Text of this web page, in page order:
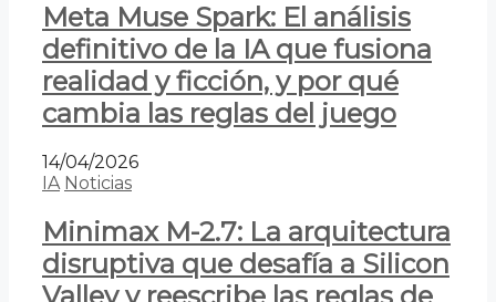
Meta Muse Spark: El análisis
definitivo de la IA que fusiona
realidad y ficción, y por qué
cambia las reglas del juego
14/04/2026
IA Noticias
Minimax M-2.7: La arquitectura
disruptiva que desafía a Silicon